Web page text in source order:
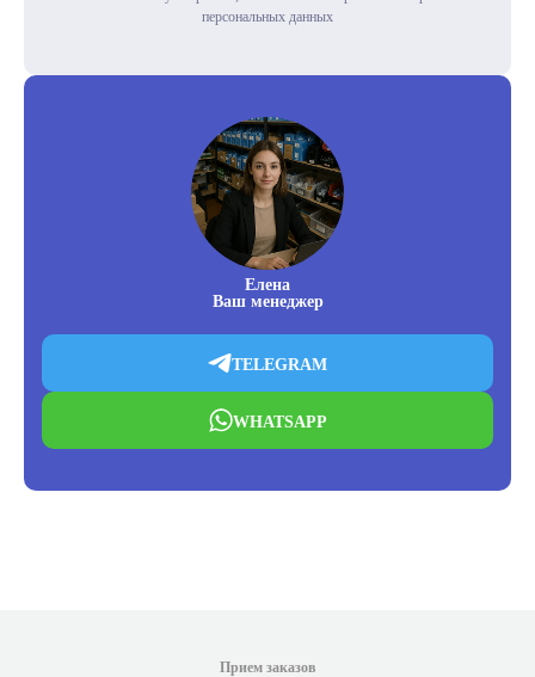
персональных данных
Елена
Ваш менеджер
TELEGRAM
WHATSAPP
Прием заказов